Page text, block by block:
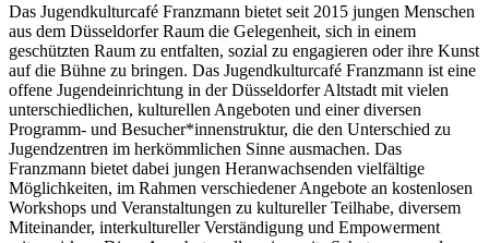
Das Jugendkulturcafé Franzmann bietet seit 2015 jungen Menschen
aus dem Düsseldorfer Raum die Gelegenheit, sich in einem
geschützten Raum zu entfalten, sozial zu engagieren oder ihre Kunst
auf die Bühne zu bringen. Das Jugendkulturcafé Franzmann ist eine
offene Jugendeinrichtung in der Düsseldorfer Altstadt mit vielen
unterschiedlichen, kulturellen Angeboten und einer diversen
Programm- und Besucher*innenstruktur, die den Unterschied zu
Jugendzentren im herkömmlichen Sinne ausmachen. Das
Franzmann bietet dabei jungen Heranwachsenden vielfältige
Möglichkeiten, im Rahmen verschiedener Angebote an kostenlosen
Workshops und Veranstaltungen zu kultureller Teilhabe, diversem
Miteinander, interkultureller Verständigung und Empowerment